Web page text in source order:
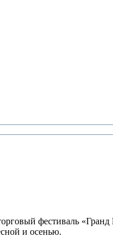
фестиваль
и осенью.